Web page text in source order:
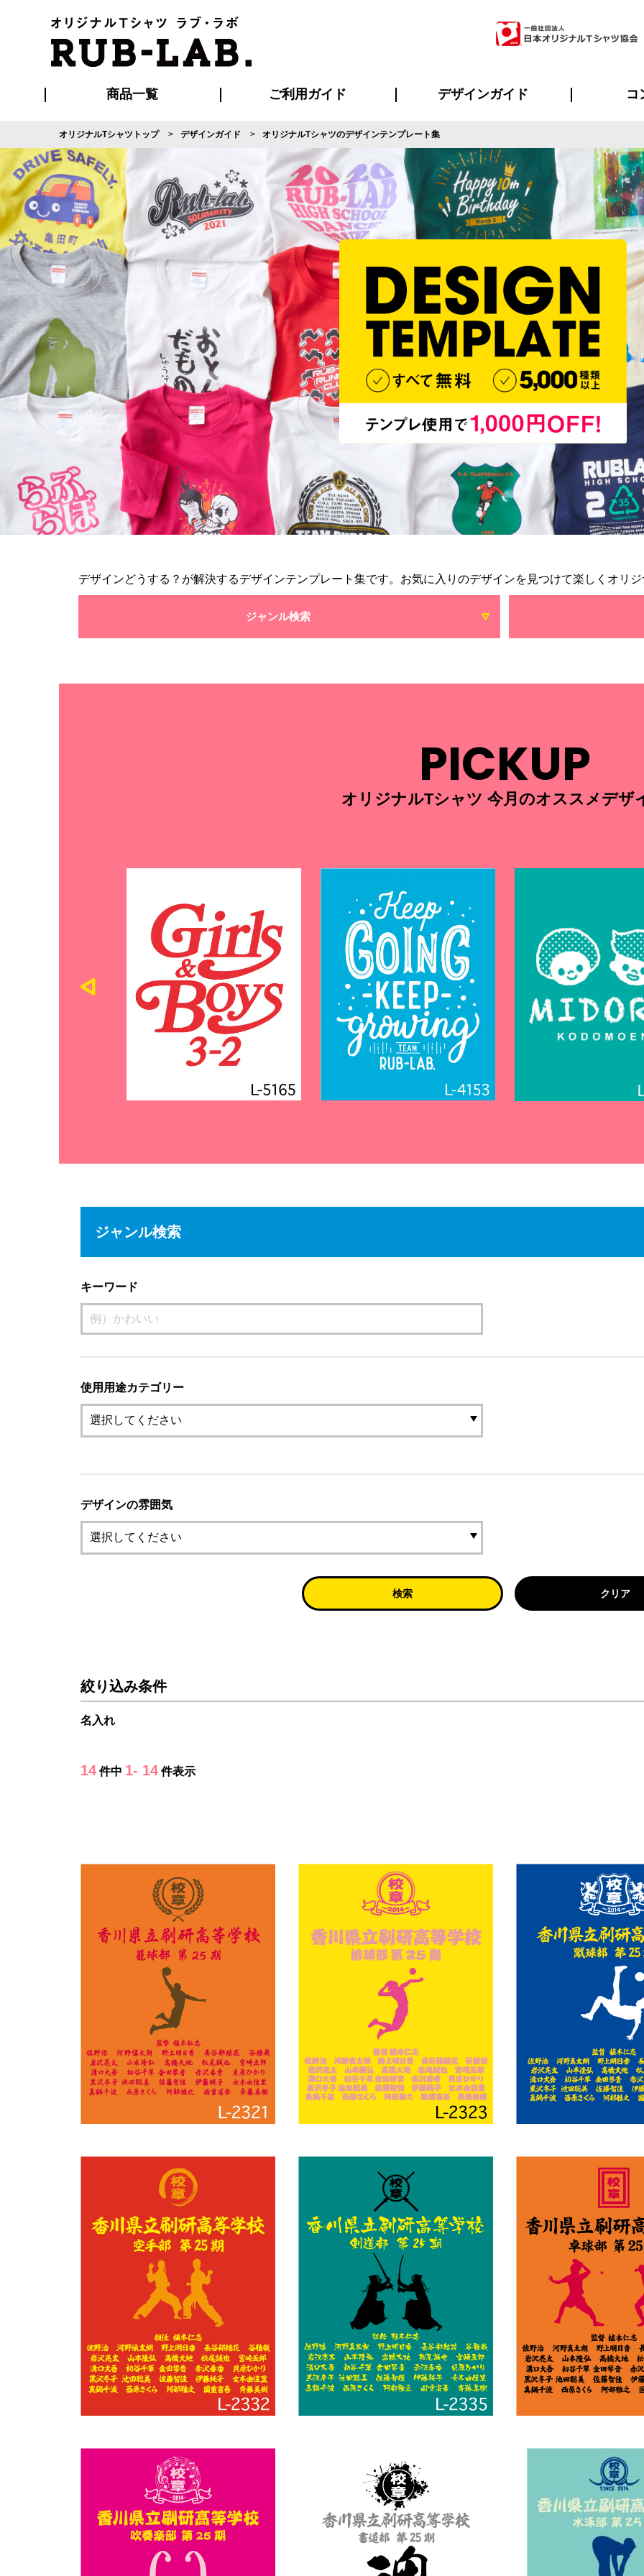
商品一覧
Tシャツ ポロシャツ パーカー・スウェット
ブルゾン・コート セットアップ・ジャージ ツナギ スポー
ハッピ キャップ・バンダナ グッズ全般 の
ご利用ガイド
ご利用ガイド
はじめての方へ
再注文の方へ
お支払い方法について
割引まとめページ
発送・特急サービスについて
版の保管期限について
マイページ会員のメリット
よくあるご質問
デザインガイド
デザイン入稿について
デザイン料について
デザインテンプレート集
デザインシミュレーター
書体一覧（フォント集）
プリント・加工一覧
コ
オリジナルTシャツトップ デザインガイド オリジナルTシャツのデザインテンプレート集
デザインどうする？が解決するデザインテンプレート集です。お気に入りのデザインを見つけて楽しくオリ
ジャンル検索
PICKUP
オリジナルTシャツ 今月のオススメデザ
ジャンル検索
キーワード
使用用途カテゴリー
デザインの雰囲気
検索 クリア
絞り込み条件
名入れ
14 件中 1- 14 件表示